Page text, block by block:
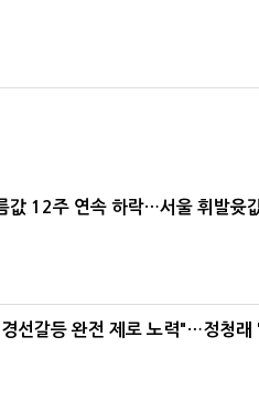
값 12주 연속 하락…서울 휘발윳
선갈등 완전 제로 노력"…정청래